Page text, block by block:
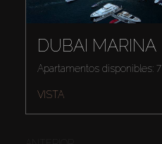
DUBAI MARINA
Apartamentos disponibles: 7
VISTA